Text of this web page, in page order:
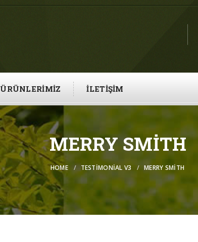
ÜRÜNLERIMIZ İLETIŞIM
MERRY SMITH
HOME TESTIMONIAL V3 MERRY SMITH